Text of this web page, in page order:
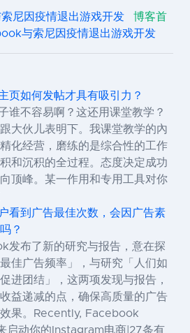
尼因疫情退出游戏开发
博客首
与索尼因疫情退出游戏开发
页如何发帖才具有吸引力？
谁不容易啊？这还用课堂教学？
大伙儿表明下。我课堂教学的內
化经营，磨练的是综合性的工作
和沉积的全过程。态度决定成功
顶峰。某一作用和专用工具对你
看到广告最佳次数，会因广告素
？
发布了新的研究与报告，意在探
佳广告频率」，与研究「人们如
进团结」，这两项发现与报告，
益递减的点，确保高质量的广告
果。Recently, Facebook
启动你的Instagram电商|27条有